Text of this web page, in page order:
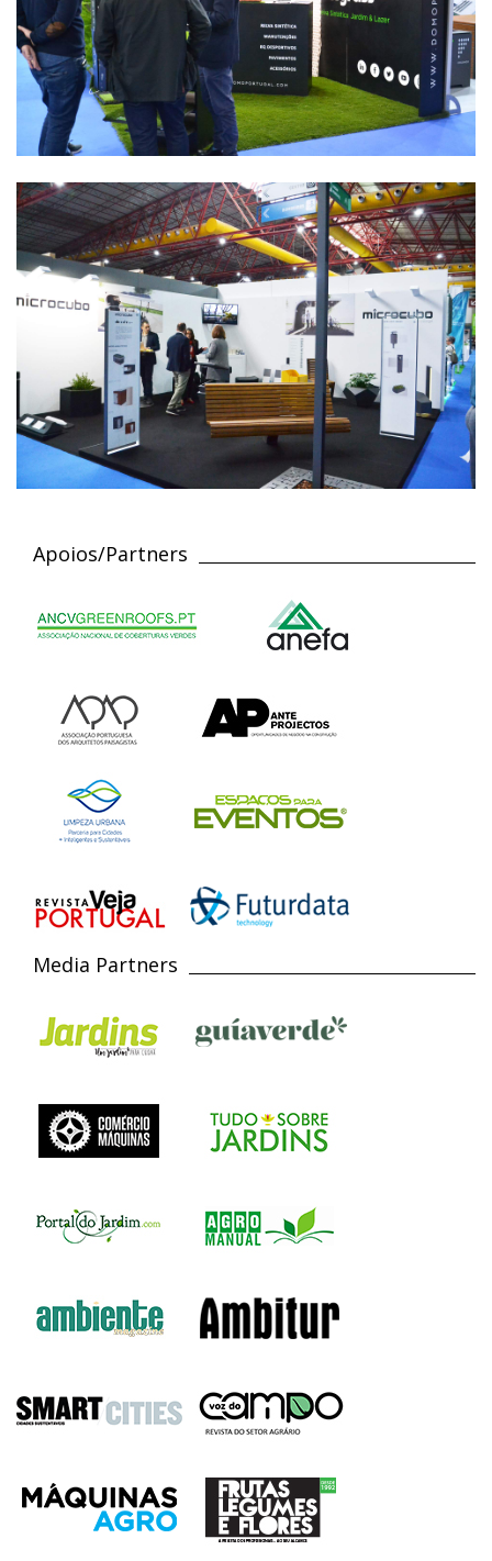
Apoios/Partners
Media Partners